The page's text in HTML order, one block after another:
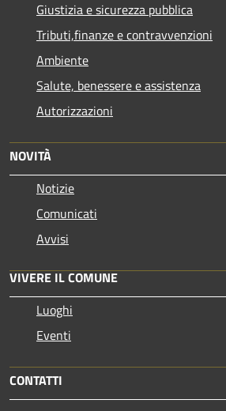
Giustizia e sicurezza pubblica
Tributi,finanze e contravvenzioni
Ambiente
Salute, benessere e assistenza
Autorizzazioni
NOVITÀ
Notizie
Comunicati
Avvisi
VIVERE IL COMUNE
Luoghi
Eventi
CONTATTI